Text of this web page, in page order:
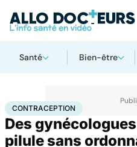
Santé Bien-être
AccueilSantéContraception
CONTRACEPTION
Des
pilule sans